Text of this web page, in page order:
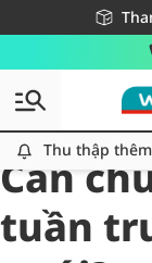
Miễn
Giao hàng
Thu thập
All
Chăm Sóc Cá Nhân
Cần
tuần